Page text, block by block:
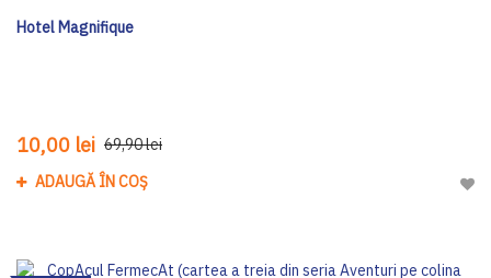
Hotel Magnifique
10,00 lei 69,90 lei
ADAUGĂ ÎN COȘ